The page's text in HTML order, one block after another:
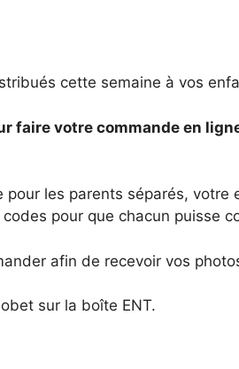
cette semaine à vos
faire votre commande en
les parents séparés, votre
pour que chacun puisse
afin de recevoir vos
sur la boîte ENT.